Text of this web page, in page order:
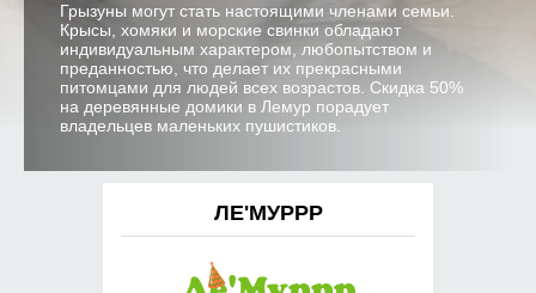
Грызуны могут стать настоящими членами семьи.
Крысы, хомяки и морские свинки обладают
индивидуальным характером, любопытством и
преданностью, что делает их прекрасными
питомцами для людей всех возрастов. Скидка 50%
на деревянные домики в Лемур порадует
владельцев маленьких пушистиков.
ЛЕ'МУРРР